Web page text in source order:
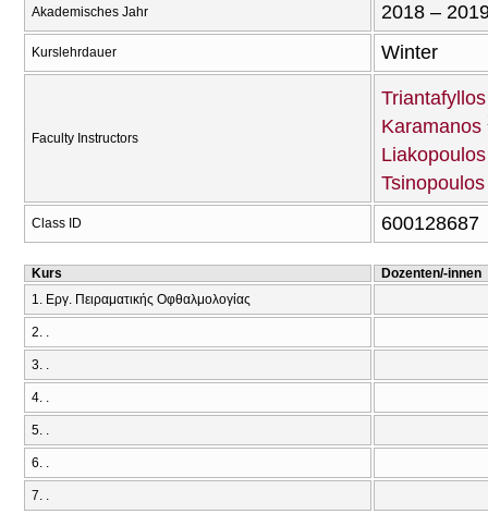
Akademisches Jahr 2018 –
Kurslehrdauer Winter
Faculty Instructors
Karamanos
Liakopoulos
Tsinopoulos
Class ID 600128687
Kurs
Dozenten/-innen
1. Εργ. Πειραματικής Οφθαλμολογίας
2. .
3. .
4. .
5. .
6. .
7. .